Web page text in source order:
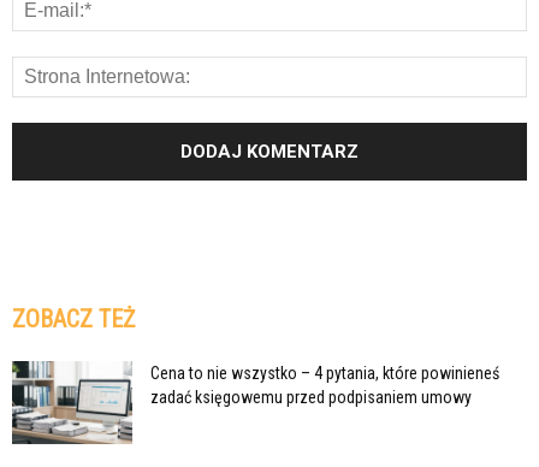
ZOBACZ TEŻ
Cena to nie wszystko – 4 pytania, które powinieneś
zadać księgowemu przed podpisaniem umowy